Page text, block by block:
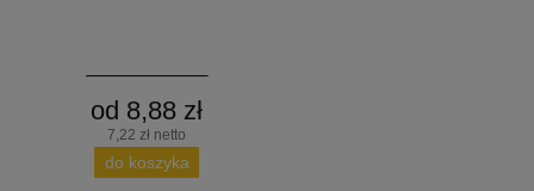
od 8,88 zł
7,22 zł netto
do koszyka